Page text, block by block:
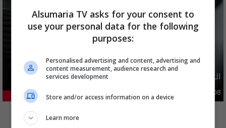
الدولار ينخفض اليوم.. الأسعار مقاربة لـ 150 الفا
اقتصاد 23.26% 04:08 | 2026-08-08
Alsumaria TV asks for your consent to
use your personal data for the following
purposes:
Personalised advertising and content, advertising and
content measurement, audience research and
services development
Store and/or access information on a device
Learn more